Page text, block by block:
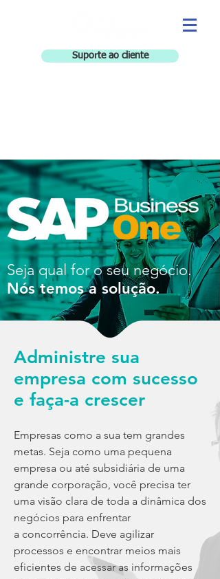
Suporte ao cliente
Administre sua
empresa com sucesso
e faça-a crescer
Empresas como a sua tem grandes
metas. Seja como uma pequena
empresa ou até subsidiária de uma
grande corporação, você precisa ter
uma visão clara de toda a dinâmica dos
negócios para enfrentar
a concorrência. Deve agilizar
processos e encontrar meios mais
eficientes de acessar as informações
Seja qual for o seu negócio.
Nós temos a solução.